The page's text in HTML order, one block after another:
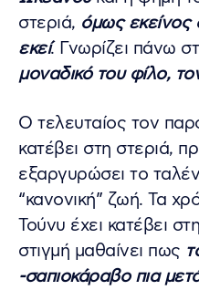
στεριά, όμως εκείνος
εκεί. Γνωρίζει πάνω
μοναδικό του φίλο,
Ο τελευταίος τον
κατέβει στη στεριά,
εξαργυρώσει το
“κανονική” ζωή. Τα
Τούνυ έχει κατέβει
στιγμή μαθαίνει πως
-σαπιοκάραβο πια